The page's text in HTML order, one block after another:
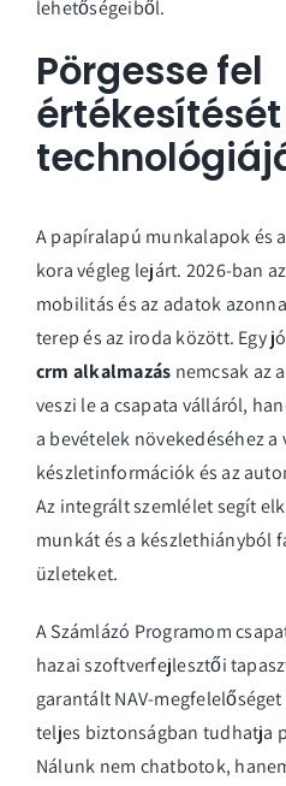
lehetőségeiből.
Pörgesse fel
A papíralapú munkalapok és
kora végleg lejárt. 2026-ban
mobilitás és az adatok
terep és az iroda között. Egy
crm alkalmazás nemcsak az
veszi le a csapata válláról,
a bevételek növekedéséhez a
készletinformációk és az
Az integrált szemlélet segít
munkát és a készlethiányból
üzleteket.
A Számlázó Programom
hazai szoftverfejlesztői
garantált NAV-
teljes biztonságban tudhatja
Nálunk nem chatbotok,